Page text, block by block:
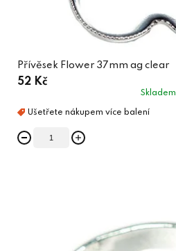
Přívěsek Flower 37mm ag clear
52 Kč
Skladem